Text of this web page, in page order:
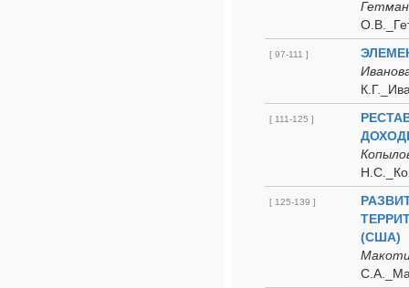
[ 97-111 ]
[ 111-125 ]
[ 125-139 ]
(США)